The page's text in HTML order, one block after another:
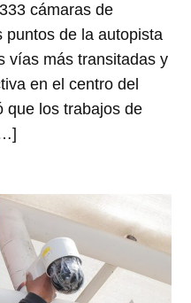
cámaras de
puntos de la autopista
vías más transitadas y
en el centro del
que los trabajos de